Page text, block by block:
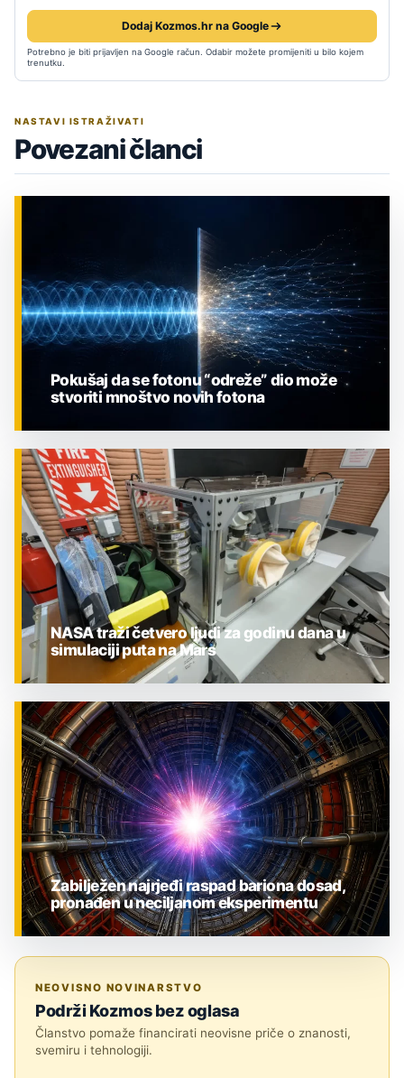
Dodaj Kozmos.hr na Google
Potrebno je biti prijavljen na Google račun. Odabir možete promijeniti u bilo kojem
trenutku.
NASTAVI ISTRAŽIVATI
Povezani članci
ZNANOST
Pokušaj da se fotonu “odreže” dio može
stvoriti mnoštvo novih fotona
ZNANOST
NASA traži četvero ljudi za godinu dana u
simulaciji puta na Mars
Zabilježen najrjeđi raspad bariona dosad,
pronađen u neciljanom eksperimentu
NEOVISNO NOVINARSTVO
Podrži Kozmos bez oglasa
Članstvo pomaže financirati neovisne priče o znanosti,
svemiru i tehnologiji.